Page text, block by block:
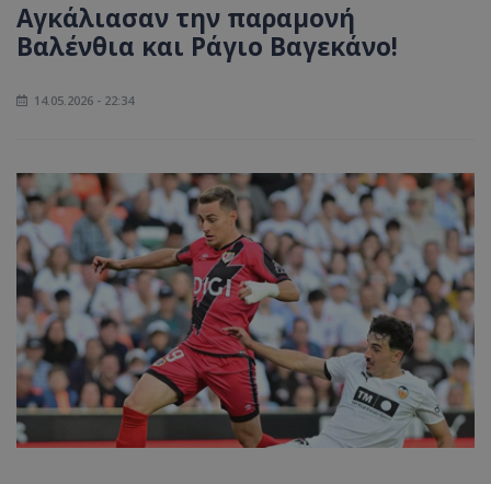
Αγκάλιασαν την παραμονή
Βαλένθια και Ράγιο Βαγεκάνο!
14.05.2026 - 22:34